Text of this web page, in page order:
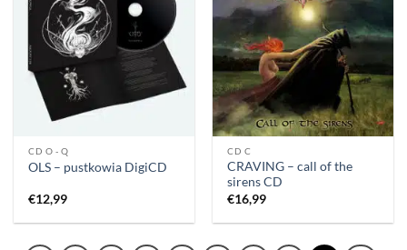
CD O - Q
OLS – pustkowia DigiCD
€12,99
CD C
CRAVING – call of the
sirens CD
€16,99